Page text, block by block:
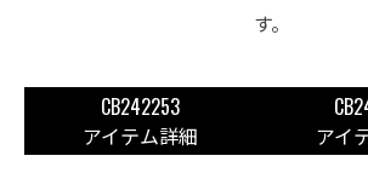
す。
CB242253
アイテム詳細
アイ